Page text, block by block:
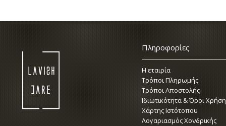
Πληροφορίες
Η εταιρία
Τρόποι Πληρωμής
Τρόποι Αποστολής
Ιδιωτικότητα & Όροι
Χάρτης Ιστότοπου
Λογαριασμός Χονδρικής